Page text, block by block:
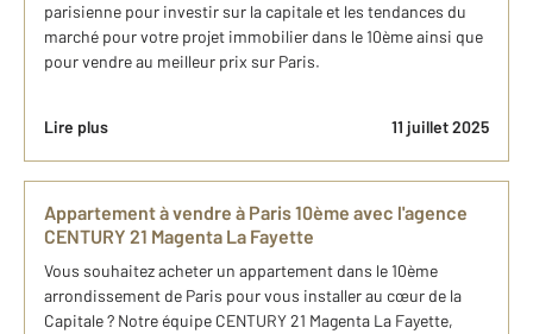
parisienne pour investir sur la capitale et les tendances du
marché pour votre projet immobilier dans le 10ème ainsi que
pour vendre au meilleur prix sur Paris.
Lire plus 11 juillet 2025
Appartement à vendre à Paris 10ème avec l'agence
CENTURY 21 Magenta La Fayette
Vous souhaitez acheter un appartement dans le 10ème
arrondissement de Paris pour vous installer au cœur de la
Capitale ? Notre équipe CENTURY 21 Magenta La Fayette,